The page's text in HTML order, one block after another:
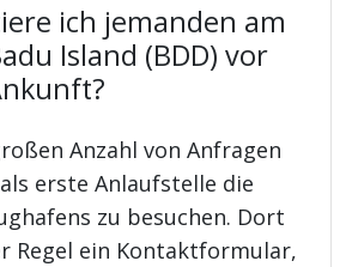
ich jemanden am
Island (BDD) vor
Anzahl von Anfragen
erste Anlaufstelle die
zu besuchen. Dort
Regel ein Kontaktformular,